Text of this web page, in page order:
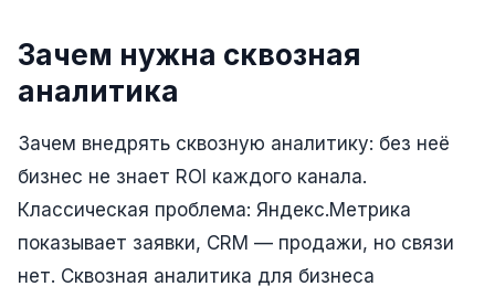
ИНТЕРНЕТ-МАГАЗИНЫ
Омниканальность
1С интеграция
Зачем нужна сквозная
аналитика
Зачем внедрять сквозную аналитику: без неё
бизнес не знает ROI каждого канала.
Классическая проблема: Яндекс.Метрика
показывает заявки, CRM — продажи, но связи
нет. Сквозная аналитика для бизнеса